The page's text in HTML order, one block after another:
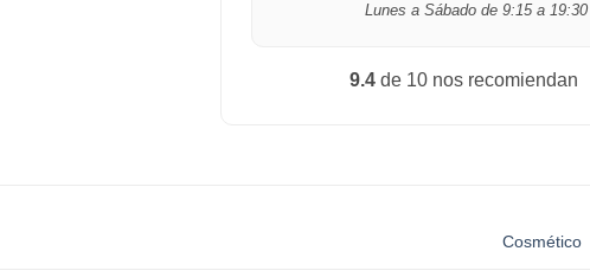
Lunes a Sábado de 9:15 a 19:30
9.4de 10 nos recomiendan
Cosmético